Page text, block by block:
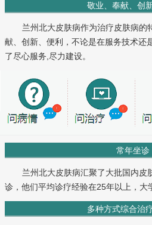
敬业、奉献、创
兰州北大皮肤病作为治疗皮肤病的
献、创新、便利，不论是在服务技术还
了尽心服务,尽力建设。
常年坐诊
兰州北大皮肤病汇聚了大批国内皮
诊，他们平均诊疗经验在25年以上，大
多种方式综合治